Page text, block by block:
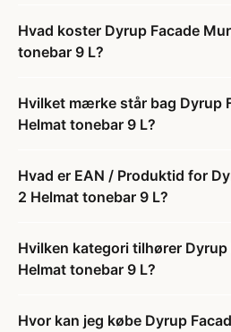
Hvad koster Dyrup Facade
tonebar 9 L?
Hvilket mærke står bag Dyrup
Helmat tonebar 9 L?
Hvad er EAN / Produktid for
2 Helmat tonebar 9 L?
Hvilken kategori tilhører Dyrup
Helmat tonebar 9 L?
Hvor kan jeg købe Dyrup